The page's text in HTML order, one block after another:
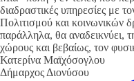
διαδραστικές υπηρεσίες με
Πολιτισμού και κοινωνικών
παράλληλα, θα αναδεικνύει,
χώρους και βεβαίως, τον
Κατερίνα Μαϊχόσογλου
Δήμαρχος Διονύσου